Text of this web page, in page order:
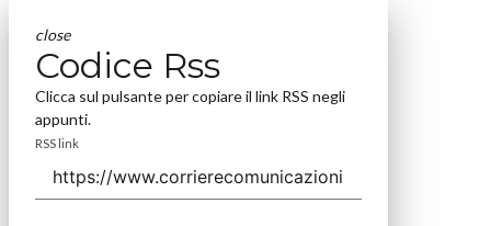
close
Codice Rss
Clicca sul pulsante per copiare il link RSS negli
appunti.
RSS link